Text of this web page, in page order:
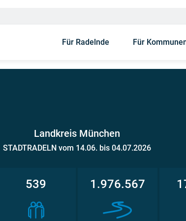
Für Radelnde Für
Landkreis München
STADTRADELN vom 14.06. bis 04.07.2026
539 1.976.567